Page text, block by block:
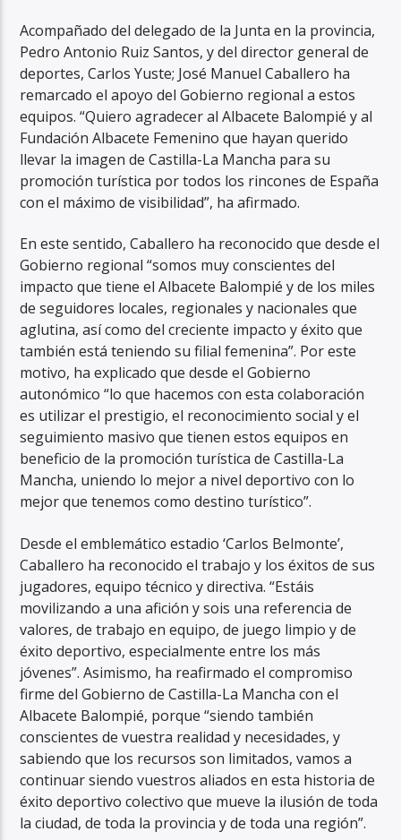
Acompañado del delegado de la Junta en la provincia,
Pedro Antonio Ruiz Santos, y del director general de
deportes, Carlos Yuste; José Manuel Caballero ha
remarcado el apoyo del Gobierno regional a estos
equipos. “Quiero agradecer al Albacete Balompié y al
Fundación Albacete Femenino que hayan querido
llevar la imagen de Castilla-La Mancha para su
promoción turística por todos los rincones de España
con el máximo de visibilidad”, ha afirmado.
En este sentido, Caballero ha reconocido que desde el
Gobierno regional “somos muy conscientes del
impacto que tiene el Albacete Balompié y de los miles
de seguidores locales, regionales y nacionales que
aglutina, así como del creciente impacto y éxito que
también está teniendo su filial femenina”. Por este
motivo, ha explicado que desde el Gobierno
autonómico “lo que hacemos con esta colaboración
es utilizar el prestigio, el reconocimiento social y el
seguimiento masivo que tienen estos equipos en
beneficio de la promoción turística de Castilla-La
Mancha, uniendo lo mejor a nivel deportivo con lo
mejor que tenemos como destino turístico”.
Desde el emblemático estadio ‘Carlos Belmonte’,
Caballero ha reconocido el trabajo y los éxitos de sus
jugadores, equipo técnico y directiva. “Estáis
movilizando a una afición y sois una referencia de
valores, de trabajo en equipo, de juego limpio y de
éxito deportivo, especialmente entre los más
jóvenes”. Asimismo, ha reafirmado el compromiso
firme del Gobierno de Castilla-La Mancha con el
Albacete Balompié, porque “siendo también
conscientes de vuestra realidad y necesidades, y
sabiendo que los recursos son limitados, vamos a
continuar siendo vuestros aliados en esta historia de
éxito deportivo colectivo que mueve la ilusión de toda
la ciudad, de toda la provincia y de toda una región”.